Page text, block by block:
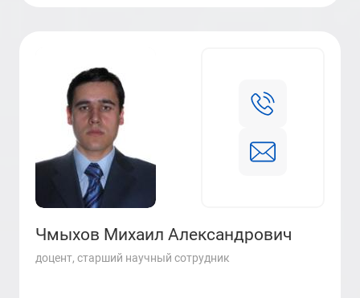
Чмыхов Михаил Александрович
доцент, старший научный сотрудник